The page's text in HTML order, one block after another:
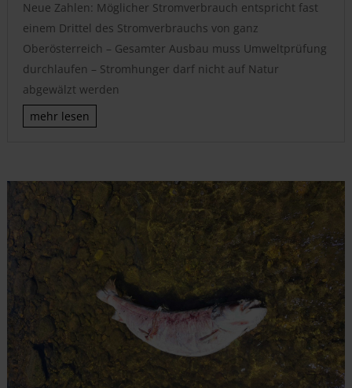
Neue Zahlen: Möglicher Stromverbrauch entspricht fast
einem Drittel des Stromverbrauchs von ganz
Oberösterreich – Gesamter Ausbau muss Umweltprüfung
durchlaufen – Stromhunger darf nicht auf Natur
abgewälzt werden
mehr lesen